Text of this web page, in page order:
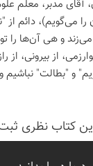
آقای مدبر، معلم
می‌گویم)، دائم از
و هی آن‌ها را
از بیرونی، از
و "بطالت"
كتاب نظری